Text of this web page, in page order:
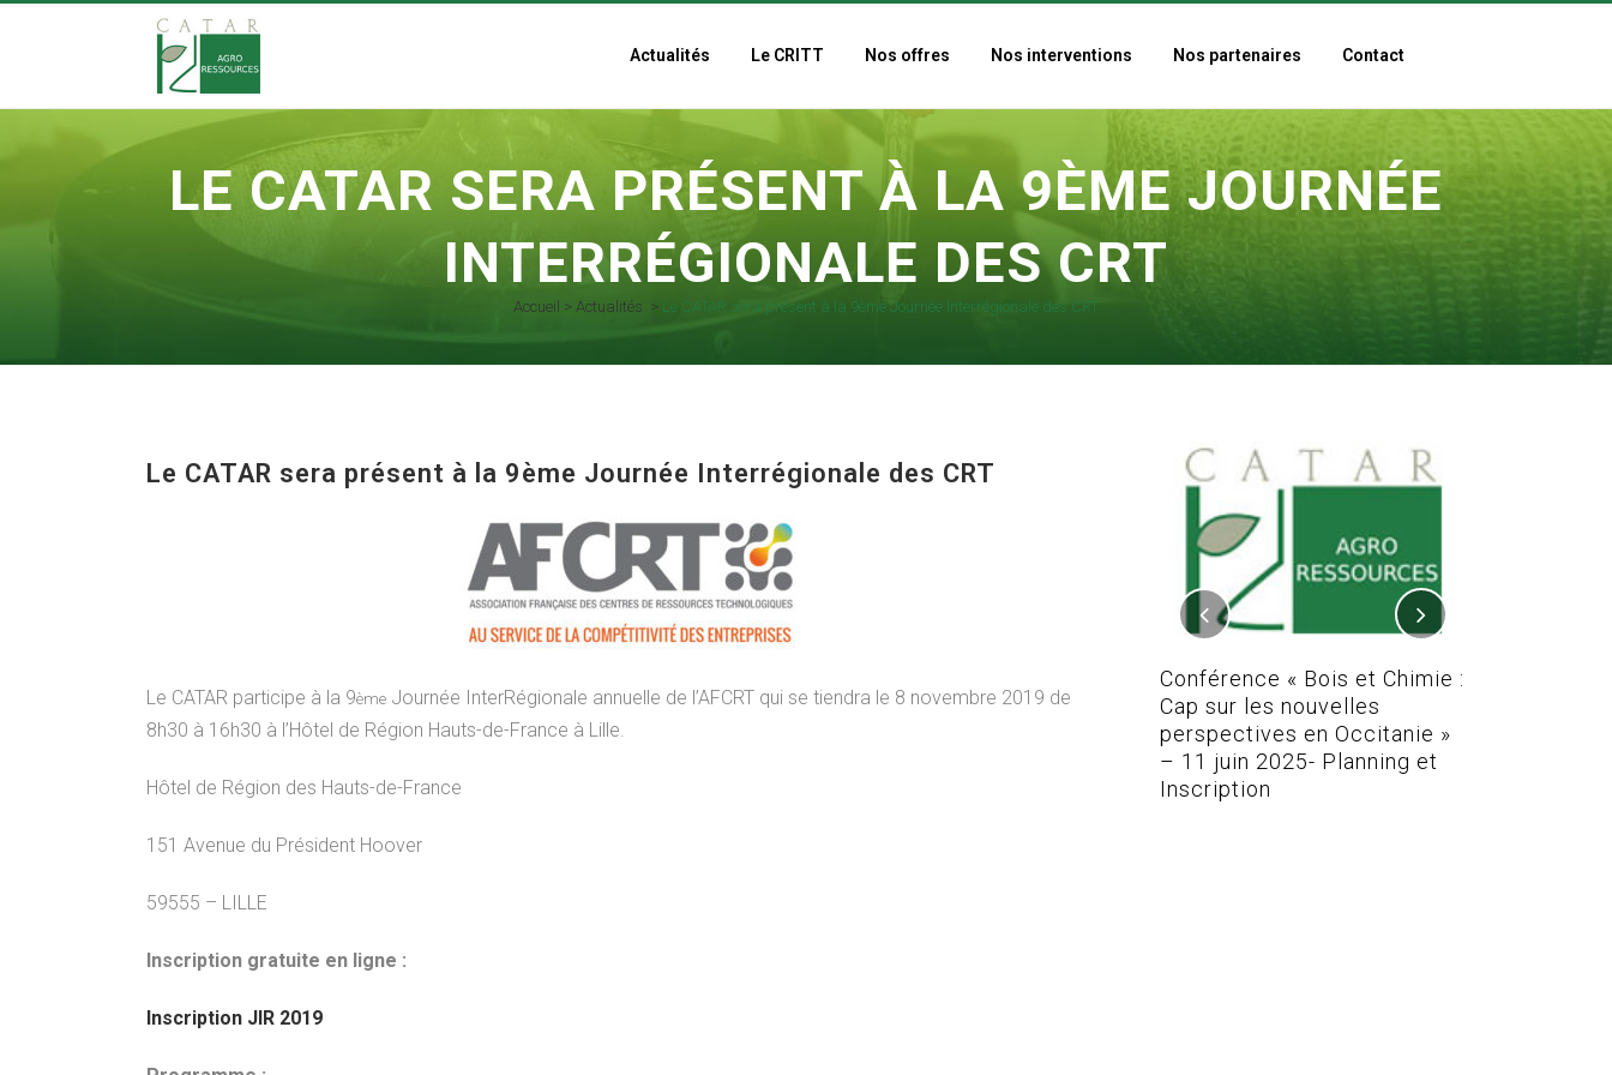
Actualités Le CRITT Nos offres Nos interventions Nos partenaires Contact
LE CATAR SERA PRÉSENT À LA 9ÈME JOURNÉE
INTERRÉGIONALE DES CRT
Accueil > Actualités > Le CATAR sera présent à la 9ème Journée Interrégionale des CRT
Le CATAR sera présent à la 9ème Journée Interrégionale des CRT
Le CATAR participe à la 9ème Journée InterRégionale annuelle de l’AFCRT qui se tiendra le 8 novembre 2019 de
8h30 à 16h30 à l’Hôtel de Région Hauts-de-France à Lille.
Hôtel de Région des Hauts-de-France
151 Avenue du Président Hoover
59555 – LILLE
Inscription gratuite en ligne :
Inscription JIR 2019
Conférence « Bois et Chimie :
Cap sur les nouvelles
perspectives en Occitanie »
– 11 juin 2025- Planning et
Inscription